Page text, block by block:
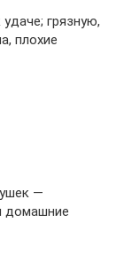
грязную,
плохие
—
домашние